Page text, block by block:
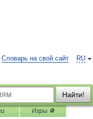
RU
Словарь на свой сайт
Найти!
Игры ⚽